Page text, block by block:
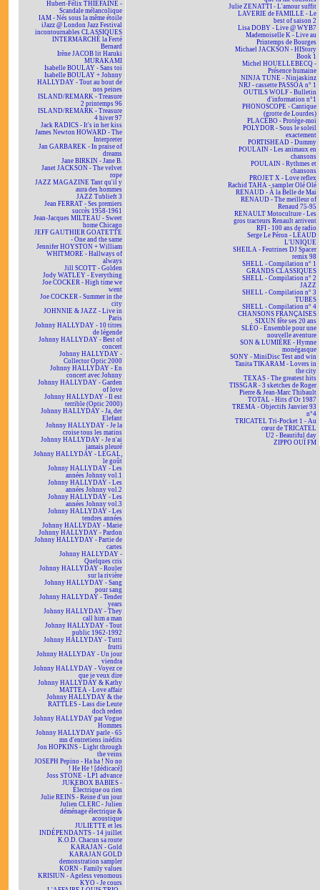
Hubert-Félix THIÉFAINE -
Scandale mélancolique
IAM - Nés sous la même étoile
iJazz @ London Jazz Festival
incontournables CLASSIQUES
INTERMARCHÉ la Ferté
Bernard
Irène JACOB lit Haruki
MURAKAMI
Isabelle BOULAY - Sans toi
Isabelle BOULAY + Johnny
HALLYDAY - Tout au bout de
nos peines
ISLAND/REMARK - Treasure
2 printemps 96
ISLAND/REMARK - Treasure
4 hiver 97
Jack RADICS - It's in her kiss
James Newton HOWARD - The
Interpreter
Jan GARBAREK - In praise of
dreams
Jane BIRKIN - Jane B.
Janet JACKSON - The velvet
rope
JAZZ MAGAZINE Tant qu'il y
aura des hommes
JAZZ Tublieft 3
Jean FERRAT - Ses premiers
succès 1958-1961
Jean-Jacques MILTEAU - Sweet
home Chicago
JEFF GAUTHIER GOATETTE
- One and the same
Jennifer HOYSTON + William
WHITMORE - Hallways of
always
Jill SCOTT - Golden
Jody WATLEY - Everything
Joe COCKER - High time we
went
Joe COCKER - Summer in the
city
JOHNNIE & JAZZ - Live in
Paris
Johnny HALLYDAY - 10 titres
de légende
Johnny HALLYDAY - Best of
concert
Johnny HALLYDAY -
Collector Optic 2000
Johnny HALLYDAY - En
concert avec Johnny
Johnny HALLYDAY - Garden
of love
Johnny HALLYDAY - Il est
terrible (Optic 2000)
Johnny HALLYDAY - Ja, der
Elefant
Johnny HALLYDAY - Je la
croise tous les matins
Johnny HALLYDAY - Je n'ai
jamais pleuré
Johnny HALLYDAY - LEGAL,
le goût
Johnny HALLYDAY - Les
années Johnny vol.1
Johnny HALLYDAY - Les
années Johnny vol.2
Johnny HALLYDAY - Les
années Johnny vol.3
Johnny HALLYDAY - Les
tendres années
Johnny HALLYDAY - Marie
Johnny HALLYDAY - Pardon
Johnny HALLYDAY - Partie de
cartes
Johnny HALLYDAY -
Quelques cris
Johnny HALLYDAY - Rouler
sur la rivière
Johnny HALLYDAY - Sang
pour sang
Johnny HALLYDAY - Tender
years
Johnny HALLYDAY - They
call him a man
Johnny HALLYDAY - Tout
public 1962-1992
Johnny HALLYDAY - Tutti
frutti
Johnny HALLYDAY - Un jour
viendra
Johnny HALLYDAY - Voyez ce
que je veux dire
Johnny HALLYDAY & Kathy
MATTEA - Love affair
Johnny HALLYDAY & the
RATTLES - Lass die Leute
doch reden
Johnny HALLYDAY par Vogue
Hommes
Johnny HALLYDAY parle - 65
mn d'entretiens inédits
Jon HOPKINS - Light through
the veins
JOSEPH Pepino - Ha ha ! No no
! He He ! [dédicacé]
Joss STONE - LP1 advance
JUKEBOX BABIES -
Électrique ou rien
Julie REINS - Reine d'un jour
Julien CLERC - Julien
déménage électrique &
acoustique
JULIETTE et les
INDÉPENDANTS - 14 juillet
K.O.D. Chacun sa route
KARAJAN - Gold
KARAJAN GOLD
demonstration sampler
KORN - Family values
KRISIUN - Ageless venomous
KYO - Je cours
Julie ZENATTI - L'amour suffit
LAVERIE de FAMILLE - Le
best of saison 2
Lisa DOBY - Live @ WYB7
Mademoiselle K - Live au
Printemps de Bourges
Michael JACKSON - HIStory
Book 1
Michel HOUELLEBECQ -
Présence humaine
NINJA TUNE - Ninjaskinz
NRJ - cassette PASSOA n° 1
OUTILS WOLF - Bulletin
d'information n°1
PHONOSCOPE - Cantique
(grotte de Lourdes)
PLACEBO - Protège-moi
POLYDOR - Sous le soleil
exactement
PORTISHEAD - Dummy
POULAIN - Les animaux en
chansons
POULAIN - Rythmes et
chansons
PROJET X - Love reflex
Rachid TAHA - sampler Olé Olé
RENAUD - À la Belle de Mai
RENAUD - The meilleur of
Renaud 75-95
RENAULT Motoculture - Les
gros tracteurs Renault arrivent
RFI - 100 ans de radio
Serge Le Péron - LÉAUD
L'UNIQUE
SHEILA - Feutrines DJ Spacer
remix 98
SHELL - Compilation n° 1
GRANDS CLASSIQUES
SHELL - Compilation n° 2
JAZZ
SHELL - Compilation n° 3
TUBES
SHELL - Compilation n° 4
CHANSONS FRANÇAISES
SIXUN fête ses 20 ans
SLÉO - Ensemble pour une
nouvelle aventure
SON & LUMIÈRE - Hymne
monégasque
SONY - MiniDisc Test and win
Tanita TIKARAM - Lovers in
the city
TEXAS - The greatest hits
TISSGAR - 3 sketches de Roger
Pierre & Jean-Marc Thibault
TOTAL - Hits d'Or 1987
TREMA - Objectifs Janvier 93
n°4
TRICATEL Tri-Pocket 1 - Au
cœur de TRICATEL
U2 - Beautiful day
ZIPPO OUÏ FM